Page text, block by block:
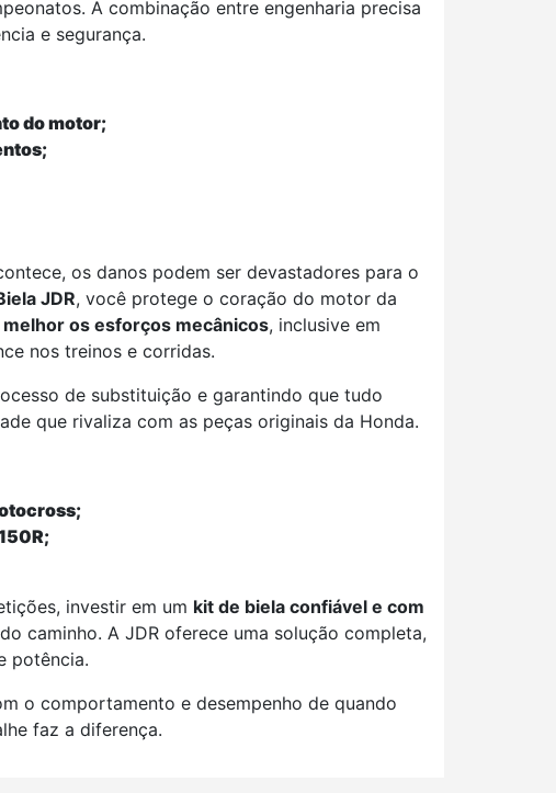
A combinação entre engenharia precisa
e segurança.
do motor;
os danos podem ser devastadores para o
JDR, você protege o coração do motor da
os esforços mecânicos, inclusive em
nos treinos e corridas.
de substituição e garantindo que tudo
que rivaliza com as peças originais da Honda.
investir em um kit de biela confiável e com
caminho. A JDR oferece uma solução completa,
potência.
o comportamento e desempenho de quando
faz a diferença.